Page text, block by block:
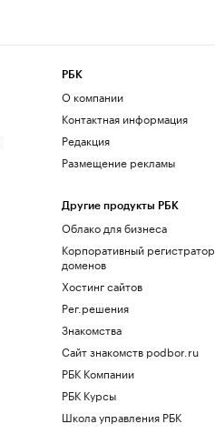
РБК
О компании
Контактная информация
Редакция
Размещение рекламы
Другие продукты РБК
Облако для бизнеса
Корпоративный регистратор
доменов
Хостинг сайтов
Рег.решения
Знакомства
Сайт знакомств podbor.ru
РБК Компании
РБК Курсы
Школа управления РБК